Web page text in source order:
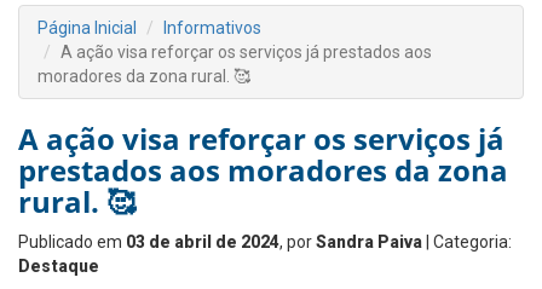
Página Inicial
Informativos
A ação visa reforçar os serviços já prestados aos
moradores da zona rural. 🥰
A ação visa reforçar os serviços já
prestados aos moradores da zona
rural. 🥰
Publicado em 03 de abril de 2024, porSandra Paiva | Categoria:
Destaque